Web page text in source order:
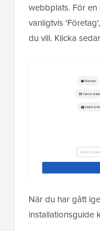
webbplats. För
vanligtvis
du vill. Klicka
När du har gått
installationsguide